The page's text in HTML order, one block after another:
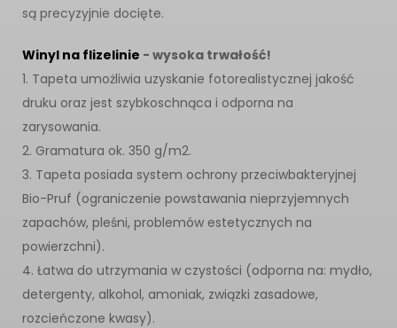
są precyzyjnie docięte.
Winyl na flizelinie - wysoka trwałość!
1. Tapeta umożliwia uzyskanie fotorealistycznej jakość
druku oraz jest szybkoschnąca i odporna na
zarysowania.
2. Gramatura ok. 350 g/m2.
3. Tapeta posiada system ochrony przeciwbakteryjnej
Bio-Pruf (ograniczenie powstawania nieprzyjemnych
zapachów, pleśni, problemów estetycznych na
powierzchni).
4. Łatwa do utrzymania w czystości (odporna na: mydło,
detergenty, alkohol, amoniak, związki zasadowe,
rozcieńczone kwasy).